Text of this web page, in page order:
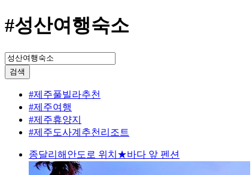
#성산여행숙소
검색
#제주풀빌라추천
#제주여행
#제주휴양지
#제주도사계추천리조트
종달리해안도로 위치★바다 앞 펜션